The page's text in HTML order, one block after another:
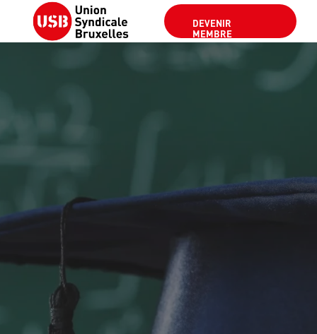
DEVENIR
MEMBRE